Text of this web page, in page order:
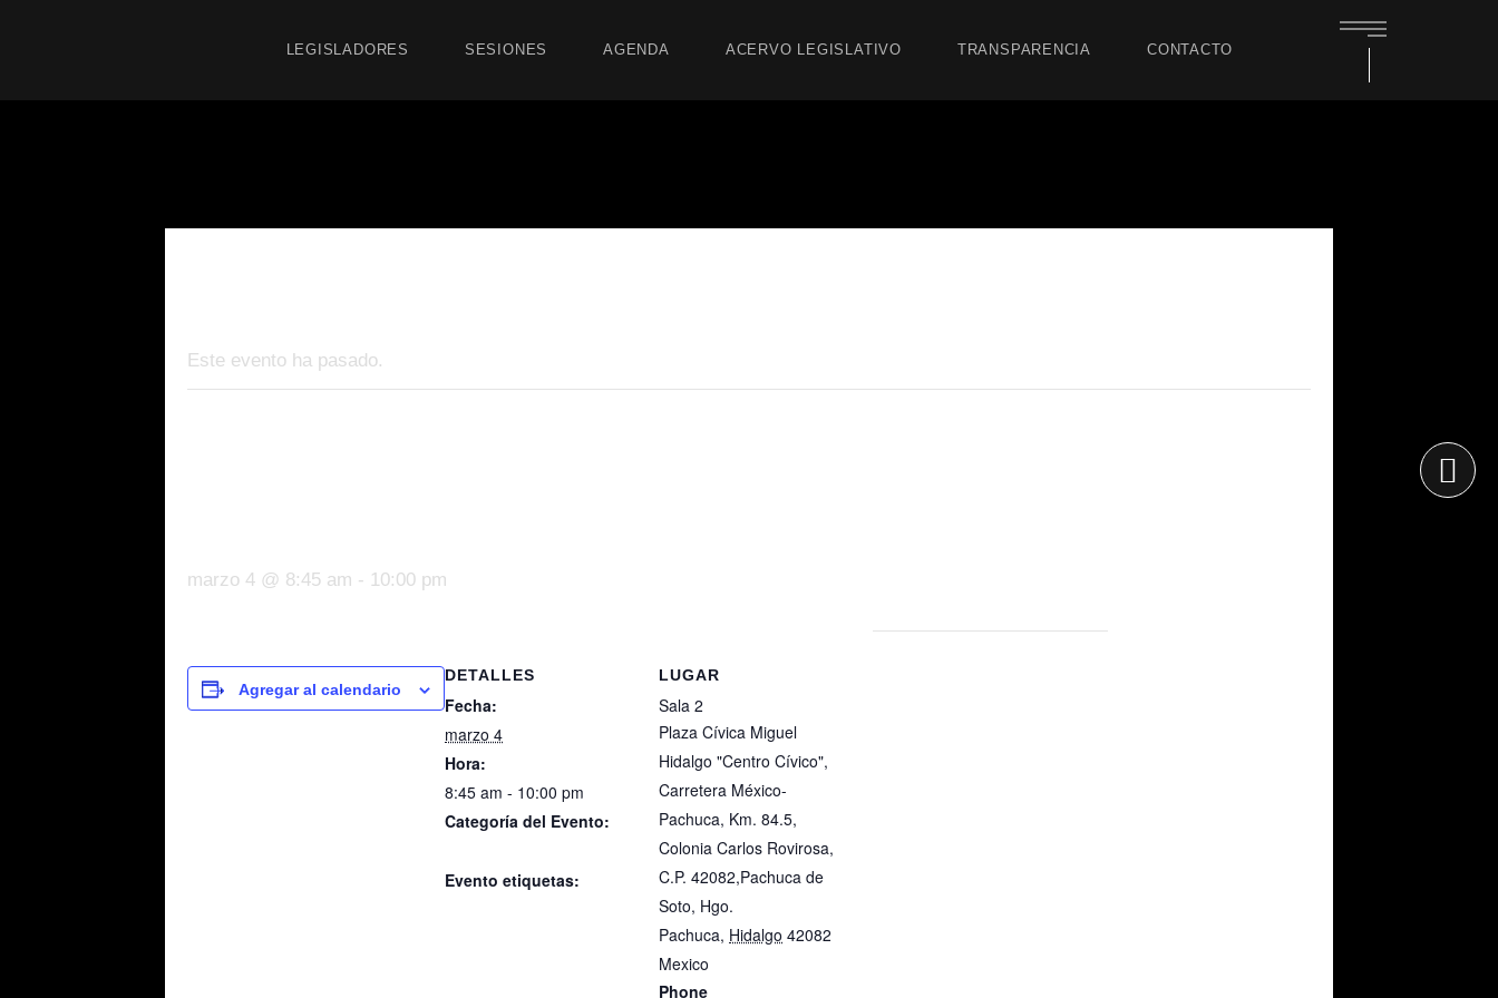
LEGISLADORES SESIONES AGENDA ACERVO LEGISLATIVO TRANSPARENCIA CONTACTO
Este evento ha pasado.
marzo 4 @ 8:45 am - 10:00 pm
Agregar al calendario
DETALLES
Fecha:
marzo 4
Hora:
8:45 am - 10:00 pm
Categoría del Evento:
Evento etiquetas:
LUGAR
Sala 2
Plaza Cívica Miguel
Hidalgo "Centro Cívico",
Carretera México-
Pachuca, Km. 84.5,
Colonia Carlos Rovirosa,
C.P. 42082,Pachuca de
Soto, Hgo.
Pachuca, Hidalgo 42082
Mexico
Phone